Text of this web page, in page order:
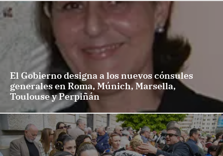
El Gobierno designa a los nuevos cónsules
generales en Roma, Múnich, Marsella,
Toulouse y Perpiñán